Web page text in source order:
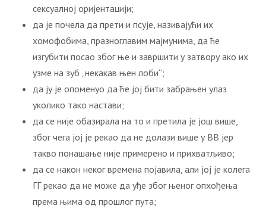
сексуалној оријентацији;
да је почела да прети и псује, називајући их
хомофобима, празноглавим мајмунима, да ће
изгубити посао због ње и завршити у затвору ако их
узме на зуб „некакав њен лоби“;
да ју је опоменуо да ће јој бити забрањен улаз
уколико тако настави;
да се није обазирала на то и претила је још више,
због чега јој је рекао да не долази више у ВВ јер
такво понашање није примерено и прихватљиво;
да се након неког времена појавила, али јој је колега
ГГ рекао да не може да уђе због њеног опхођења
према њима од прошлог пута;